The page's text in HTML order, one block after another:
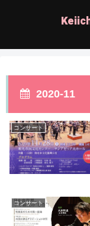
2020-11
コンサート
コンサート